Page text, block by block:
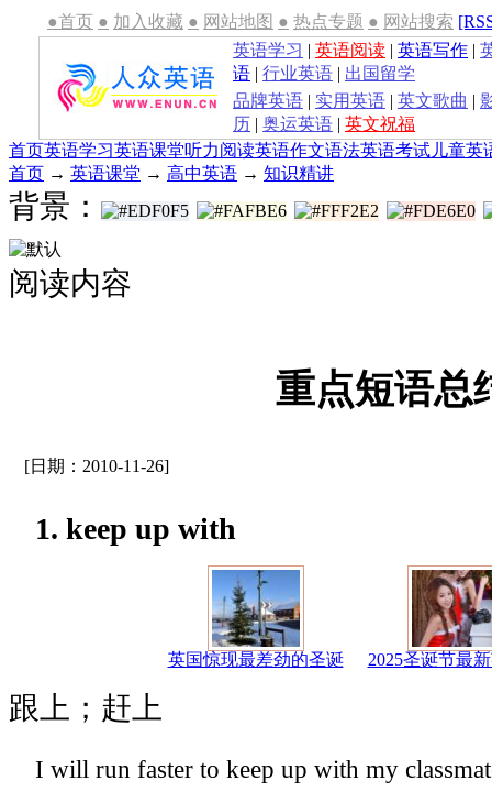
●首页 ● 加入收藏 ● 网站地图 ● 热点专题 ● 网站搜索
英语学习 | 英语阅读 | 英语写作 |
语 | 行业英语 | 出国留学
品牌英语 | 实用英语 | 英文歌曲 |
历 | 奥运英语 | 英文祝福
首页英语学习英语课堂听力阅读英语作文语法英语考试 儿童英
首页 → 英语课堂 → 高中英语 → 知识精讲
背景：
阅读内容
重点短语总
[日期：2010-11-26]
1. keep up with
英国惊现最差劲的圣诞 2025圣诞节最
跟上；赶上
I will run faster to keep up with my